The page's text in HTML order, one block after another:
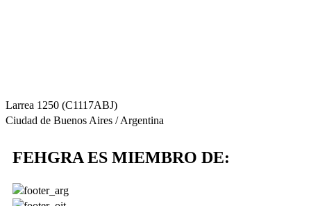
Larrea 1250 (C1117ABJ)
Ciudad de Buenos Aires / Argentina
FEHGRA ES MIEMBRO DE: